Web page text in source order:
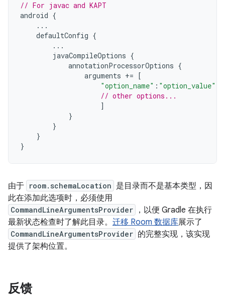
// For javac and KAPT
android {
...
defaultConfig {
...
javaCompileOptions {
annotationProcessorOptions {
arguments += [
"option_name" : "option_value"
// other options...
]
}
}
}
}
由于 room.schemaLocation 是目录而不是基本类型，因
此在添加此选项时，必须使用
CommandLineArgumentsProvider
，以便 Gradle 在执行
最新状态检查时了解此目录。 迁移 Room 数据库展示了
CommandLineArgumentsProvider 的完整实现，该实现
提供了架构位置。
反馈